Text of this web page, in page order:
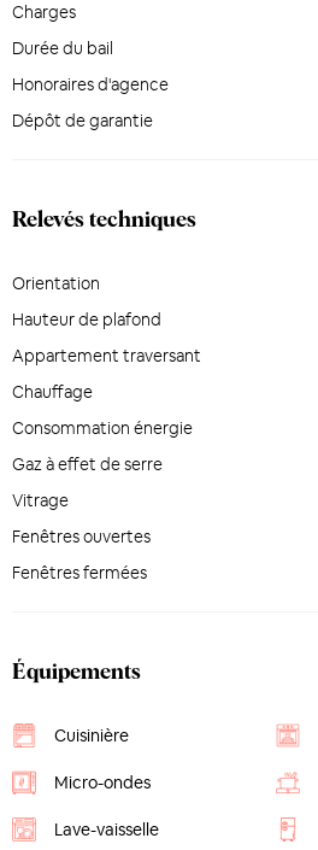
Charges
Durée du bail
Honoraires d'agence
Dépôt de garantie
Relevés techniques
Orientation
Hauteur de plafond
Appartement traversant
Chauffage
Consommation énergie
Gaz à effet de serre
Vitrage
Fenêtres ouvertes
Fenêtres fermées
Équipements
Cuisinière
Micro-ondes
Lave-vaisselle